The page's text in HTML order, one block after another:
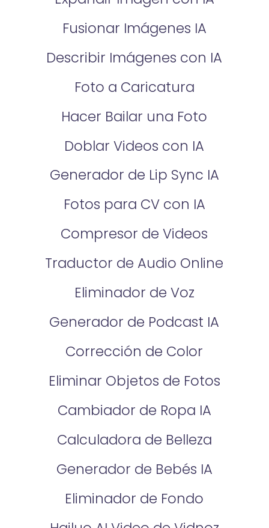
Fusionar Imágenes IA
Describir Imágenes con IA
Foto a Caricatura
Hacer Bailar una Foto
Doblar Videos con IA
Generador de Lip Sync IA
Fotos para CV con IA
Compresor de Videos
Traductor de Audio Online
Eliminador de Voz
Generador de Podcast IA
Corrección de Color
Eliminar Objetos de Fotos
Cambiador de Ropa IA
Calculadora de Belleza
Generador de Bebés IA
Eliminador de Fondo